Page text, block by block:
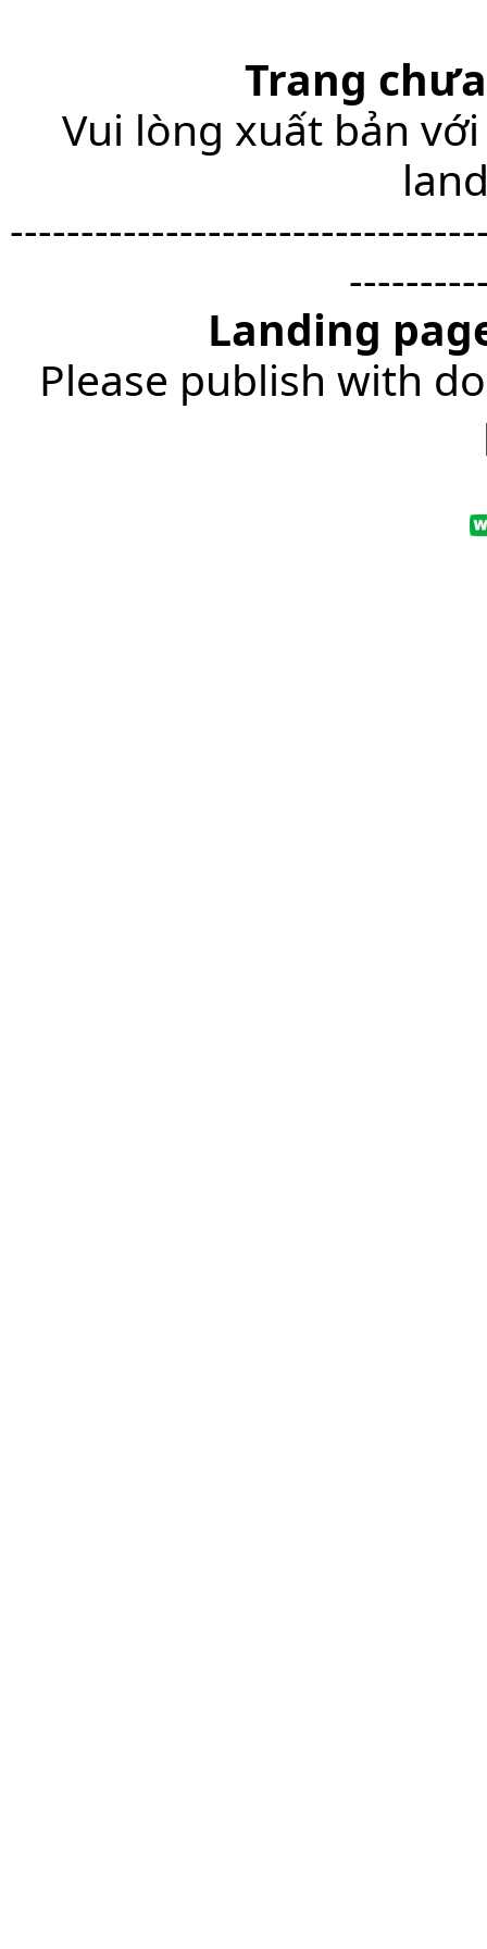
Trang
Vui lòng xuất bản
Landing
Please publish with